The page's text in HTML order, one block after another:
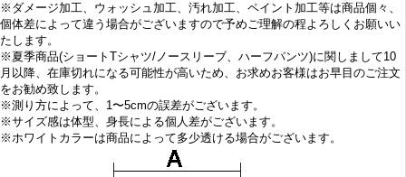
※ ダメージ加工、 ウォッシュ加工、汚れ加工、ペイント加工等は商品個々、
個体差によって違う場合がございますので予めご理解の程よろしくお願いい
たします。
※ 夏季商品(ショートTシャツ/ノースリーブ、ハーフパンツ)に関しまして10
月 以降、在庫切れになる可能性が高いため、お求めお客様はお早目のご注文
をお勧め致します。
※測り方によって、1〜5cmの誤差がございます。
※サイズ感は体型、身長による個人差がございます。
※ホワイトカラーは商品によって多少透ける場合がございます。